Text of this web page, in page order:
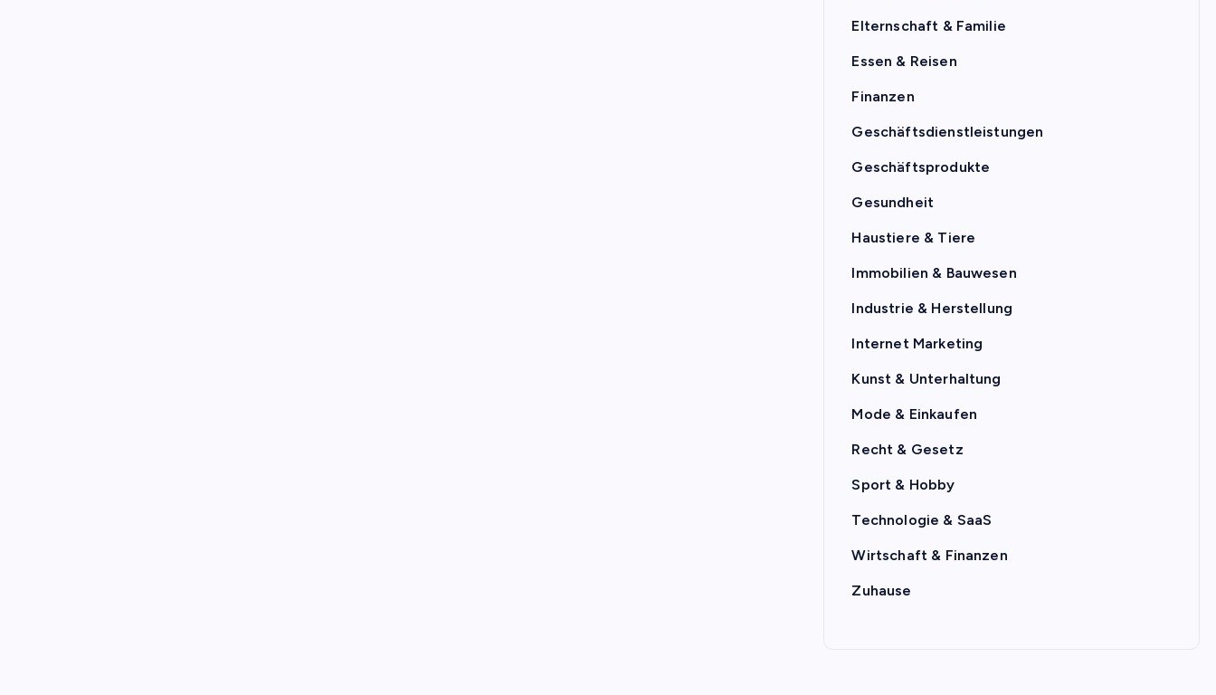
Elternschaft & Familie
Essen & Reisen
Finanzen
Geschäftsdienstleistungen
Geschäftsprodukte
Gesundheit
Haustiere & Tiere
Immobilien & Bauwesen
Industrie & Herstellung
Internet Marketing
Kunst & Unterhaltung
Mode & Einkaufen
Recht & Gesetz
Sport & Hobby
Technologie & SaaS
Wirtschaft & Finanzen
Zuhause